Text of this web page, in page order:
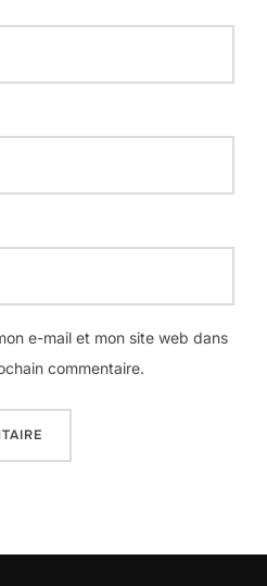
e-mail et mon site web dans
commentaire.